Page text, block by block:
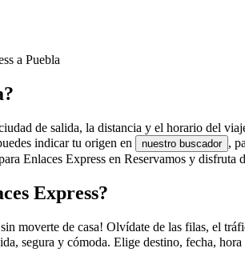
a Puebla
de salida, la distancia y el horario del
indicar tu origen en
nuestro buscador ,
Enlaces Express en Reservamos y disfruta
Express?
moverte de casa! Olvídate de las filas, el
segura y cómoda. Elige destino, fecha,